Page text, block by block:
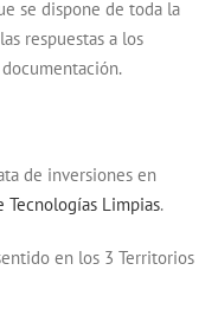
se dispone de toda la
respuestas a los
de inversiones en
Tecnologías Limpias.
en los 3 Territorios